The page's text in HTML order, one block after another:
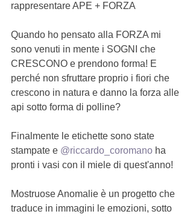
rappresentare APE + FORZA
Quando ho pensato alla FORZA mi
sono venuti in mente i SOGNI che
CRESCONO e prendono forma! E
perché non sfruttare proprio i fiori che
crescono in natura e danno la forza alle
api sotto forma di polline?
Finalmente le etichette sono state
stampate e @riccardo_coromano ha
pronti i vasi con il miele di quest'anno!
Mostruose Anomalie è un progetto che
traduce in immagini le emozioni, sotto